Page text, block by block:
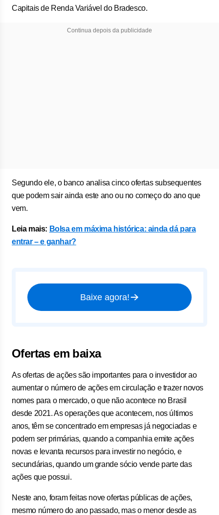
Capitais de Renda Variável do Bradesco.
Continua depois da publicidade
Segundo ele, o banco analisa cinco ofertas subsequentes
que podem sair ainda este ano ou no começo do ano que
vem.
Leia mais: Bolsa em máxima histórica: ainda dá para
entrar – e ganhar?
Baixe agora!
Ofertas em baixa
As ofertas de ações são importantes para o investidor ao
aumentar o número de ações em circulação e trazer novos
nomes para o mercado, o que não acontece no Brasil
desde 2021. As operações que acontecem, nos últimos
anos, têm se concentrado em empresas já negociadas e
podem ser primárias, quando a companhia emite ações
novas e levanta recursos para investir no negócio, e
secundárias, quando um grande sócio vende parte das
ações que possui.
Neste ano, foram feitas nove ofertas públicas de ações,
mesmo número do ano passado, mas o menor desde as